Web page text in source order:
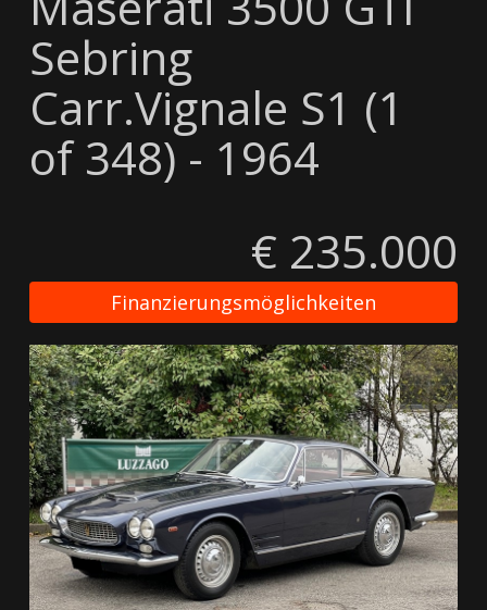
Sebring
Carr.Vignale S1 (1
of 348) - 1964
€ 235.000
Finanzierungsmöglichkeiten